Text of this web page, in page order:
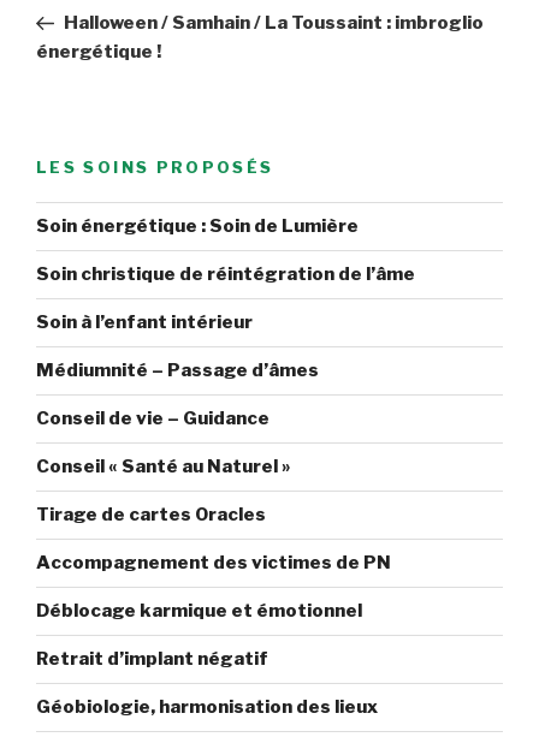
l’article
précédent
Halloween / Samhain / La Toussaint : imbroglio
énergétique !
LES SOINS PROPOSÉS
Soin énergétique : Soin de Lumière
Soin christique de réintégration de l’âme
Soin à l’enfant intérieur
Médiumnité – Passage d’âmes
Conseil de vie – Guidance
Conseil « Santé au Naturel »
Tirage de cartes Oracles
Accompagnement des victimes de PN
Déblocage karmique et émotionnel
Retrait d’implant négatif
Géobiologie, harmonisation des lieux